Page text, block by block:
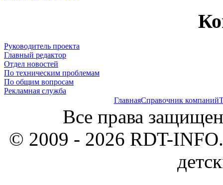
Руководитель проекта
Главный редактор
Отдел новостей
По техническим проблемам
По общим вопросам
Рекламная служба
ГлавнаяСправочник компаний
Все права
© 2009 - 2026 RDT-